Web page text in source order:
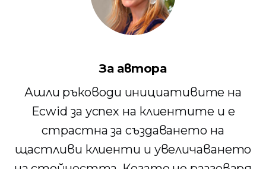
За автора
Ашли ръководи инициативите на
Ecwid за успех на клиентите и е
страстна за създаването на
щастливи клиенти и увеличаването